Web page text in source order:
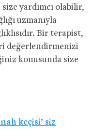
yardımcı olabilir,
uzmanıyla
Bir terapist,
değerlendirmenizi
konusunda size
keçisi’ siz